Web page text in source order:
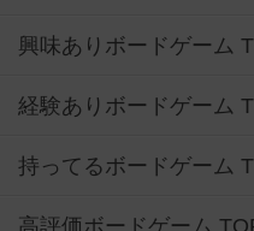
興味ありボードゲーム
経験ありボードゲーム
持ってるボードゲーム